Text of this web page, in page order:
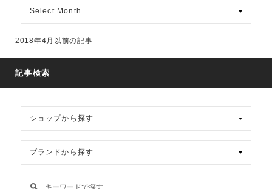
ア
カ
2018年4月以前の記事
記事検索